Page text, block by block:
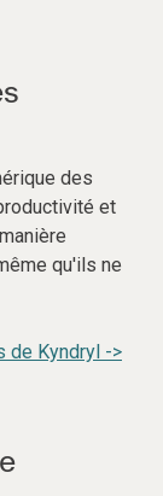
des
et
qu'ils ne
de Kyndryl ->